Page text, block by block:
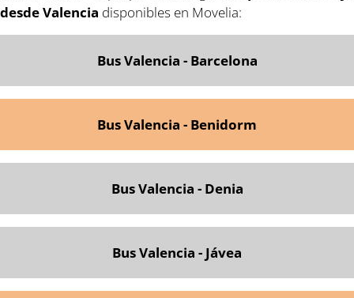
desde Valencia disponibles en Movelia:
Bus Valencia - Barcelona
Bus Valencia - Benidorm
Bus Valencia - Denia
Bus Valencia - Jávea